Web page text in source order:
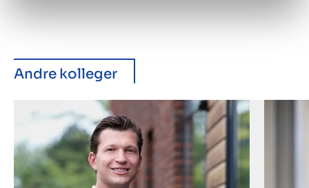
Andre kolleger